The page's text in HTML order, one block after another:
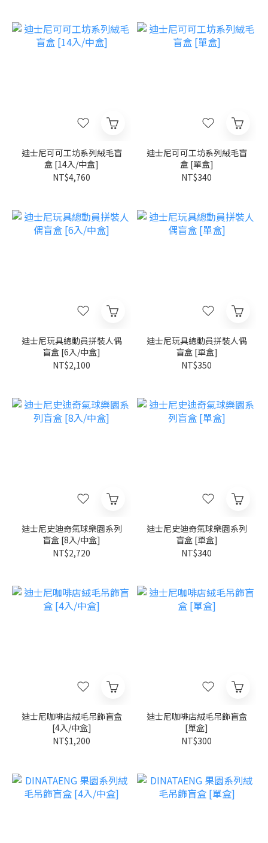
迪士尼可可工坊系列絨毛盲
盒 [14入/中盒]
NT$4,760
迪士尼可可工坊系列絨毛盲
盒 [單盒]
NT$340
迪士尼玩具總動員拼裝人偶
盲盒 [6入/中盒]
NT$2,100
迪士尼玩具總動員拼裝人偶
盲盒 [單盒]
NT$350
迪士尼史迪奇氣球樂園系列
盲盒 [8入/中盒]
NT$2,720
迪士尼史迪奇氣球樂園系列
盲盒 [單盒]
NT$340
迪士尼咖啡店絨毛吊飾盲盒
[4入/中盒]
NT$1,200
迪士尼咖啡店絨毛吊飾盲盒
[單盒]
NT$300